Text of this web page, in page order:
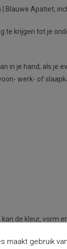
Blauwe Apatiet,
krijgen tot je
in je hand, als
werk- of
de kleur,
maakt gebruik